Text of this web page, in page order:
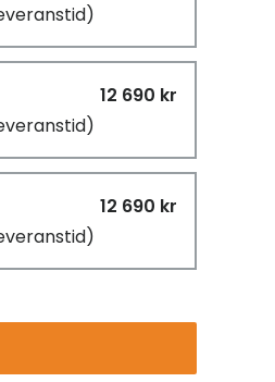
12 690 kr
12 690 kr